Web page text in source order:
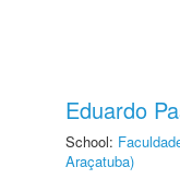
Eduardo
School:
Araçatuba)